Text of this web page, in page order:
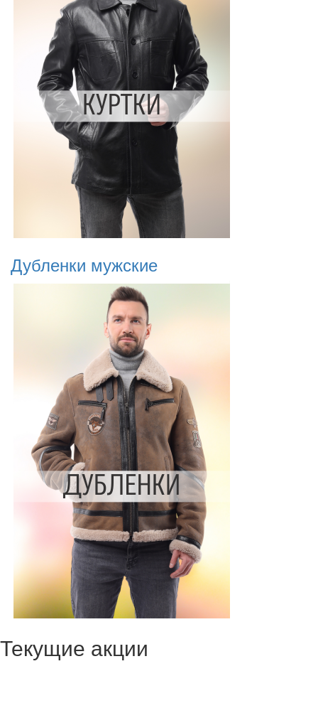
Дубленки мужские
Текущие акции